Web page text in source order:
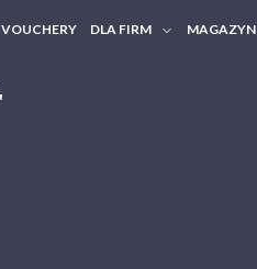
VOUCHERY DLA FIRM MAGAZYN